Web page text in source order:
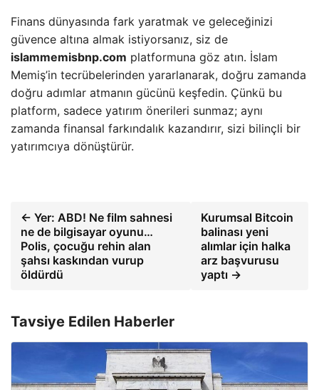
Finans dünyasında fark yaratmak ve geleceğinizi
güvence altına almak istiyorsanız, siz de
islammemisbnp.com platformuna göz atın. İslam
Memiş’in tecrübelerinden yararlanarak, doğru zamanda
doğru adımlar atmanın gücünü keşfedin. Çünkü bu
platform, sadece yatırım önerileri sunmaz; aynı
zamanda finansal farkındalık kazandırır, sizi bilinçli bir
yatırımcıya dönüştürür.
← Yer: ABD! Ne film sahnesi
ne de bilgisayar oyunu…
Polis, çocuğu rehin alan
şahsı kaskından vurup
öldürdü
Kurumsal Bitcoin
balinası yeni
alımlar için halka
arz başvurusu
yaptı →
Tavsiye Edilen Haberler